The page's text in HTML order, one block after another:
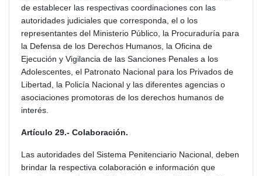
de establecer las respectivas coordinaciones con las
autoridades judiciales que corresponda, el o los
representantes del Ministerio Público, la Procuraduría para
la Defensa de los Derechos Humanos, la Oficina de
Ejecución y Vigilancia de las Sanciones Penales a los
Adolescentes, el Patronato Nacional para los Privados de
Libertad, la Policía Nacional y las diferentes agencias o
asociaciones promotoras de los derechos humanos de
interés.
Artículo 29.- Colaboración.
Las autoridades del Sistema Penitenciario Nacional, deben
brindar la respectiva colaboración e información que